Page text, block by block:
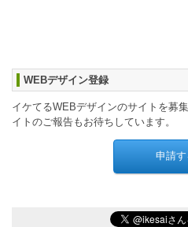
WEBデザイン登録
イケてるWEBデザインのサイトを募
イトのご報告もお待ちしています。